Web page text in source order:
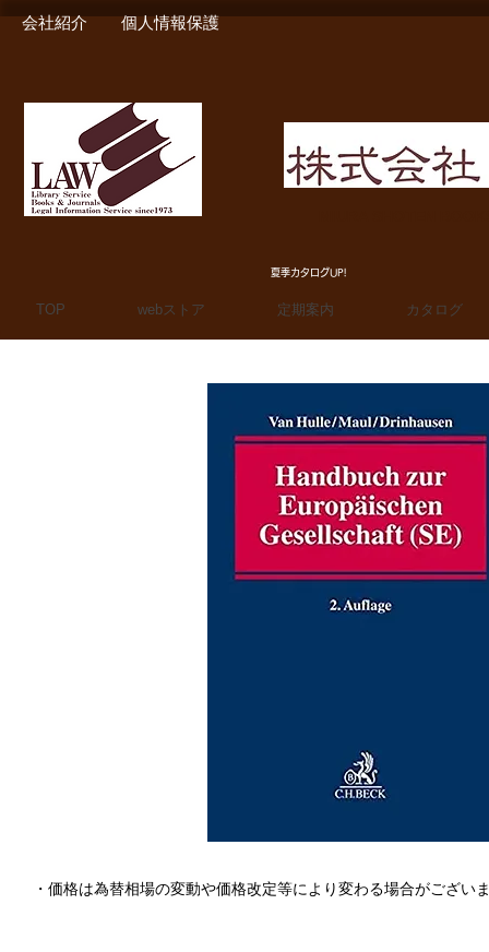
会社紹介 個人情報保護
夏季カタログUP!
TOP webストア 定期案内 カタログ
・価格は為替相場の変動や価格改定等により変わる場合がござい